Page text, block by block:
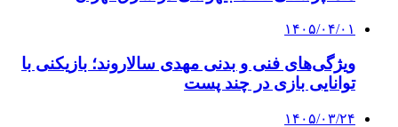
۱۴۰۵/۰۴/۰۱
ویژگی‌های فنی و بدنی مهدی سالاروند؛ بازیکنی با
توانایی بازی در چند پست
۱۴۰۵/۰۳/۲۴